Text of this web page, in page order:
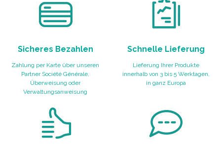
Sicheres Bezahlen
Zahlung per Karte über unseren
Partner Société Générale,
Überweisung oder
Verwaltungsanweisung
Schnelle Lieferung
Lieferung Ihrer Produkte
innerhalb von 3 bis 5 Werktagen,
in ganz Europa